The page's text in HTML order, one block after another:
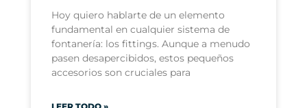
Hoy quiero hablarte de un elemento
fundamental en cualquier sistema de
fontanería: los fittings. Aunque a menudo
pasen desapercibidos, estos pequeños
accesorios son cruciales para